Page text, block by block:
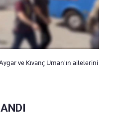
ve Kıvanç Uman'ın ailelerini